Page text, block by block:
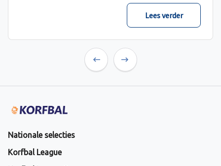
er met het goud vandoor
Lees verder
Nationale selecties
Korfbal League